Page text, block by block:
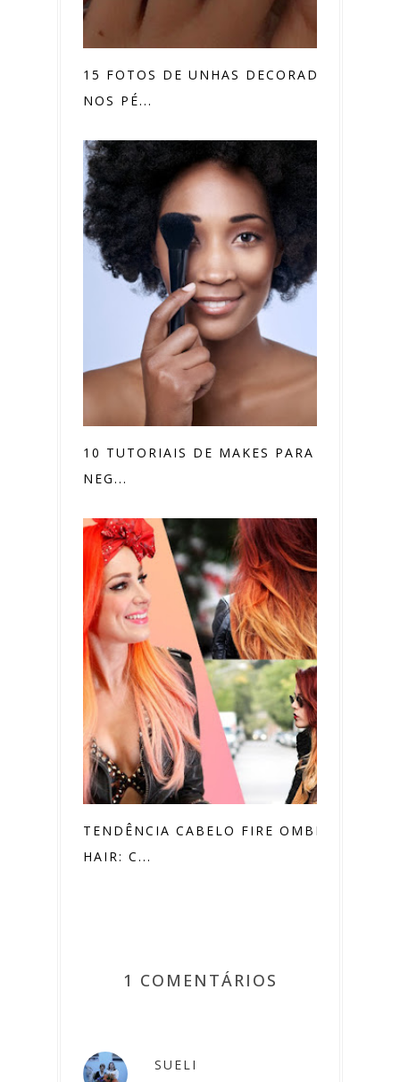
15 FOTOS DE UNHAS DECORADAS
NOS PÉ...
10 TUTORIAIS DE MAKES PARA PELE
NEG...
TENDÊNCIA CABELO FIRE OMBRÉ
HAIR: C...
1 COMENTÁRIOS
SUELI